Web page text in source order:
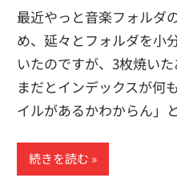
最近やっと音楽フォルダ
め、延々とフォルダを小
いたのですが、3枚焼い
まだとインデックスが何
イルがあるかわからん」
続きを読む